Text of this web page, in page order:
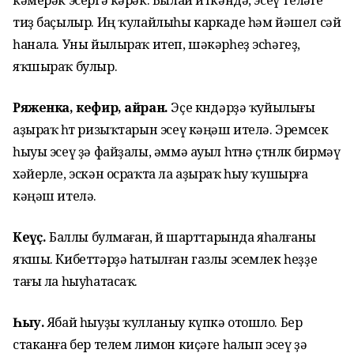
тиҙ баҫылыр. Иң ҡулайлыһы каркаде һәм йәшел сәй
һанала. Уны йылыраҡ итеп, шәкәрһеҙ эсһәгеҙ,
яҡшыраҡ булыр.
Ряженка, кефир, айран. Эҫе көндәрҙә ҡуйылығы
аҙыраҡ һөт ризыҡтарын эсеү кәңәш ителә. Эремсек
һыуы эсеү ҙә файҙалы, әммә ауыл һөтөнә өҫтөнлөк бирмәү
хәйерле, эскән осраҡта ла аҙыраҡ һыу ҡушырға
кәңәш ителә.
Кеүәҫ.Баллы булмаған, өй шарттарында яһалғаны
яҡшы. Кибеттәрҙә һатылған газлы эсемлек һеҙҙе
тағы ла һыуһатасаҡ.
Һыу.Ябай һыуҙы ҡулланыу күпкә отошло. Бер
стаканға бер телем лимон киҫәге һалып эсеү ҙә